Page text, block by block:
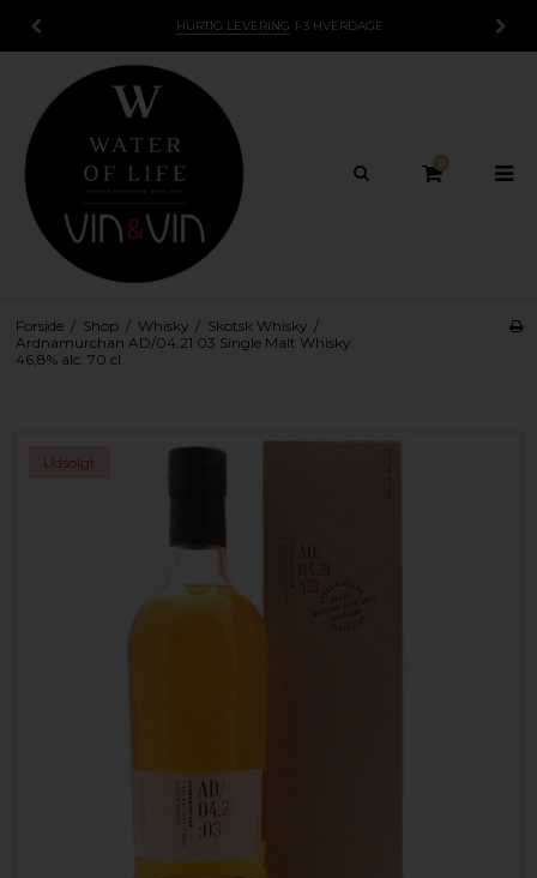
HURTIG LEVERING1-3 HVERDAGE
0
Forside / Shop / Whisky / Skotsk Whisky /
Ardnamurchan AD/04.21:03 Single Malt Whisky
46,8% alc. 70 cl.
Udsolgt